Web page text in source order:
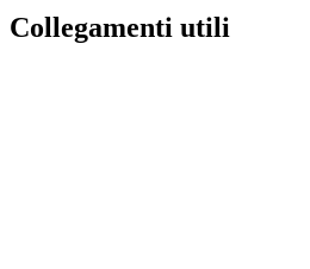
collegamenti utili